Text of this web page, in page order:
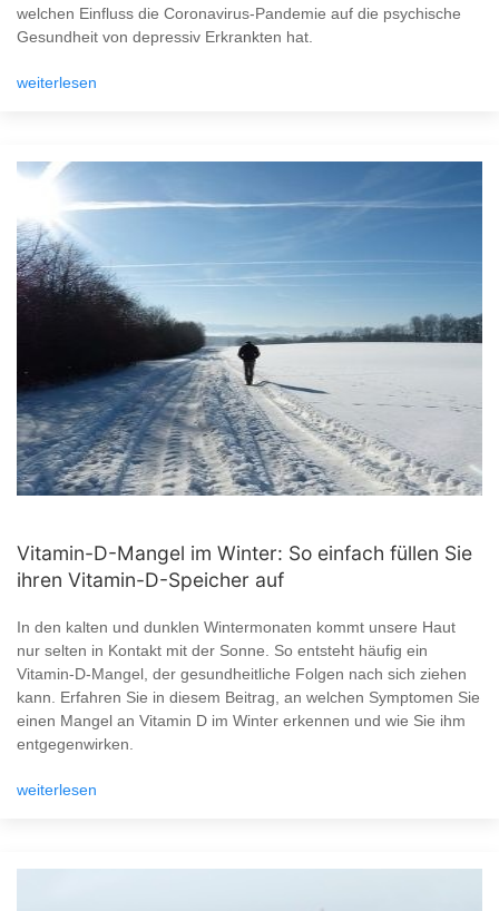
welchen Einfluss die Coronavirus-Pandemie auf die psychische
Gesundheit von depressiv Erkrankten hat.
weiterlesen
Vitamin-D-Mangel im Winter: So einfach füllen Sie
ihren Vitamin-D-Speicher auf
In den kalten und dunklen Wintermonaten kommt unsere Haut
nur selten in Kontakt mit der Sonne. So entsteht häufig ein
Vitamin-D-Mangel, der gesundheitliche Folgen nach sich ziehen
kann. Erfahren Sie in diesem Beitrag, an welchen Symptomen Sie
einen Mangel an Vitamin D im Winter erkennen und wie Sie ihm
entgegenwirken.
weiterlesen